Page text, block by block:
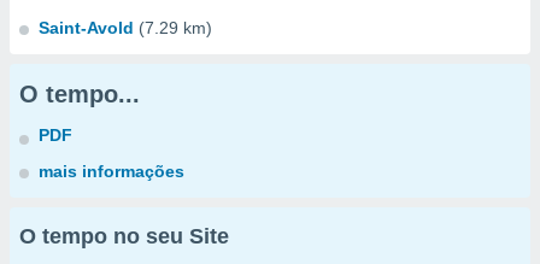
Saint-Avold (7.29 km)
O tempo...
PDF
mais informações
O tempo no seu Site